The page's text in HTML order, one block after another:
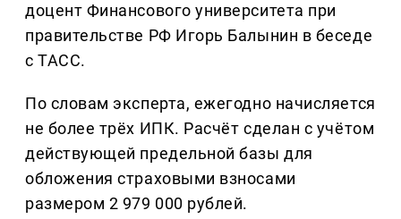
доцент Финансового университета при
правительстве РФ Игорь Балынин в беседе
с ТАСС.
По словам эксперта, ежегодно начисляется
не более трёх ИПК. Расчёт сделан с учётом
действующей предельной базы для
обложения страховыми взносами
размером 2 979 000 рублей.